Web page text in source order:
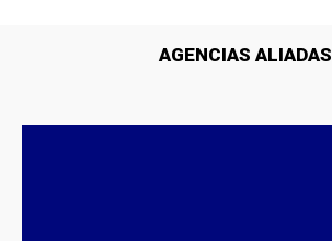
AGENCIAS ALIADAS